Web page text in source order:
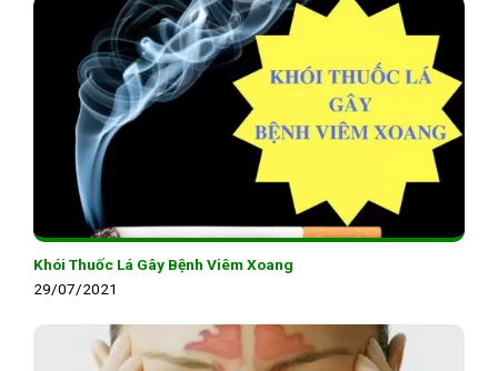
Khói Thuốc Lá Gây Bệnh Viêm Xoang
29/07/2021